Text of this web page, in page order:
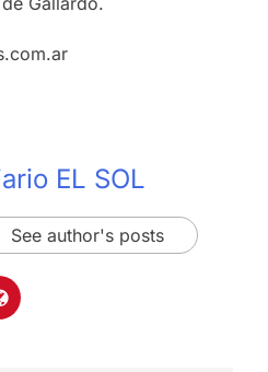
EL SOL
See author's posts